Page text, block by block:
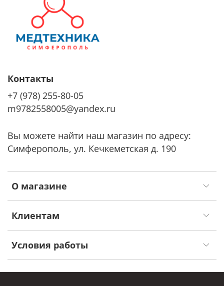
О магазине
Клиентам
Условия работы
Контакты
+7 (978) 255-80-05
m9782558005@yandex.ru
Вы можете найти наш магазин по адресу:
Симферополь, ул. Кечкеметская д. 190